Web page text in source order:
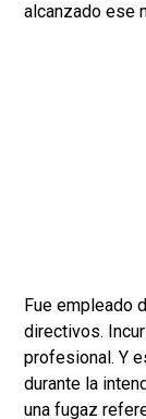
alcanzado ese
Fue empleado
directivos.
profesional. Y
durante la
una fugaz